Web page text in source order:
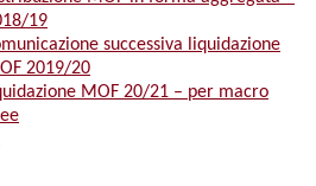
19
successiva liquidazione
2019/20
MOF 20/21 – per macro